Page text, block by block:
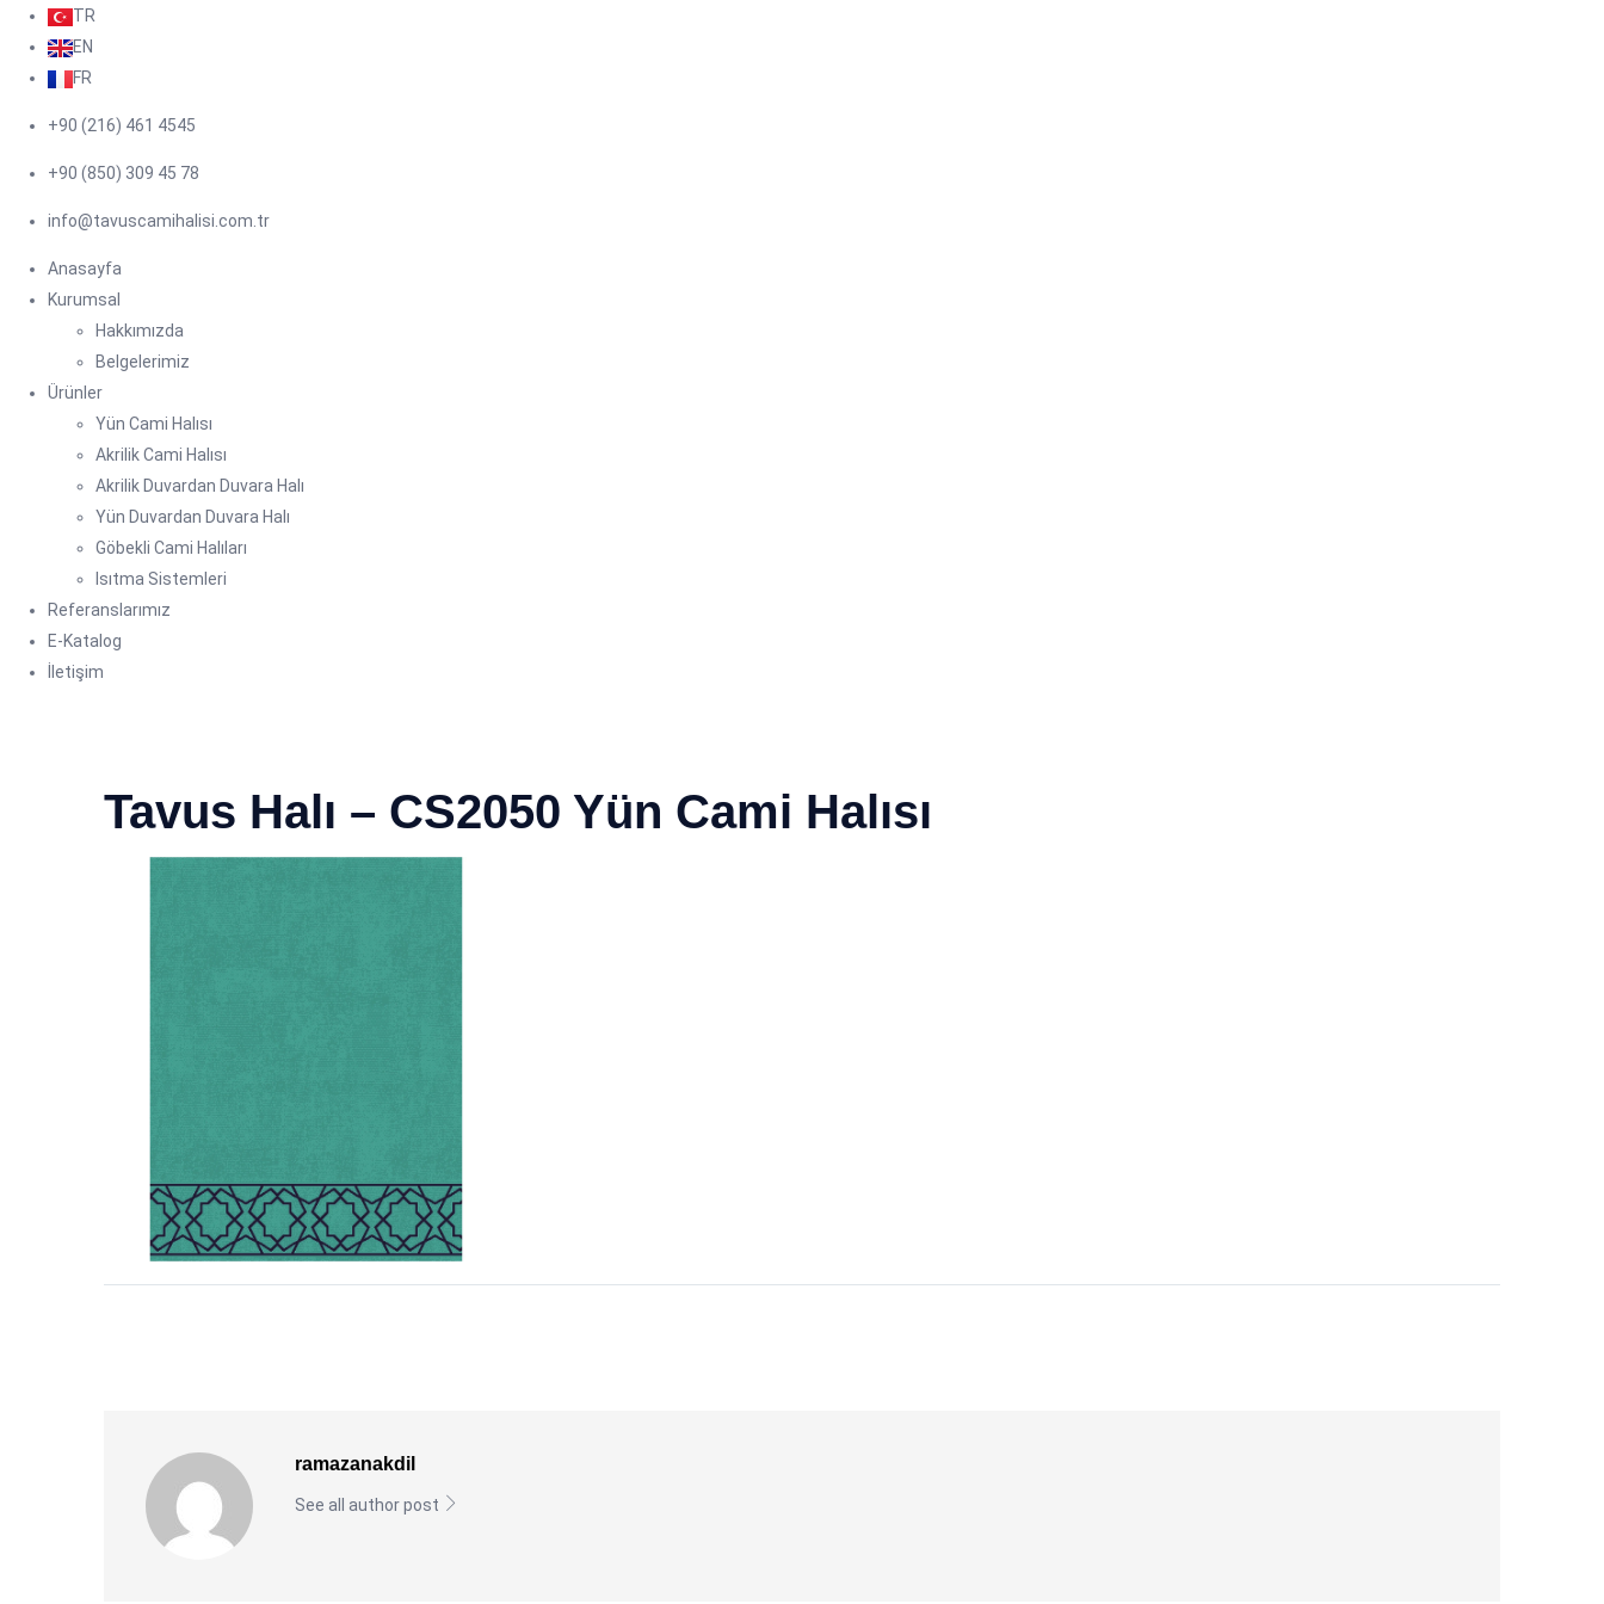
TR
EN
FR
+90 (216) 461 4545
+90 (850) 309 45 78
info@tavuscamihalisi.com.tr
Anasayfa
Kurumsal
Hakkımızda
Belgelerimiz
Ürünler
Yün Cami Halısı
Akrilik Cami Halısı
Akrilik Duvardan Duvara Halı
Yün Duvardan Duvara Halı
Göbekli Cami Halıları
Isıtma Sistemleri
Referanslarımız
E-Katalog
İletişim
Tavus Halı – CS2050 Yün Cami Halısı
ramazanakdil
See all author post